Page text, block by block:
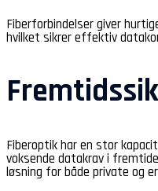
Fiberforbindelser giver
hvilket sikrer effektiv
Fiberoptik har en stor
voksende datakrav i
løsning for både private og